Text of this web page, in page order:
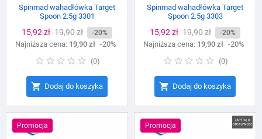
Spinmad wahadłówka Target
Spoon 2.5g 3301
Cena
15,92 zł Cena
podstawowa
19,90 zł -20%
Najniższa cena: 19,90 zł -20%
(0)
 Dodaj do koszyka
Spinmad wahadłówka Target
Spoon 2.5g 3303
Cena
15,92 zł Cena
podstawowa
19,90 zł -20%
Najniższa cena: 19,90 zł -20%
(0)
 Dodaj do koszyka
Promocja Promocja